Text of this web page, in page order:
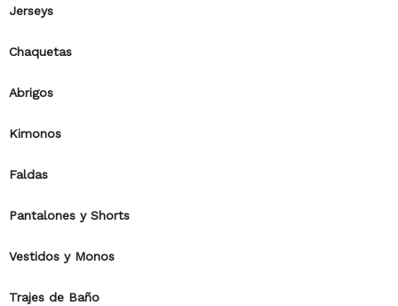
Jerseys
Chaquetas
Abrigos
Kimonos
Faldas
Pantalones y Shorts
Vestidos y Monos
Trajes de Baño